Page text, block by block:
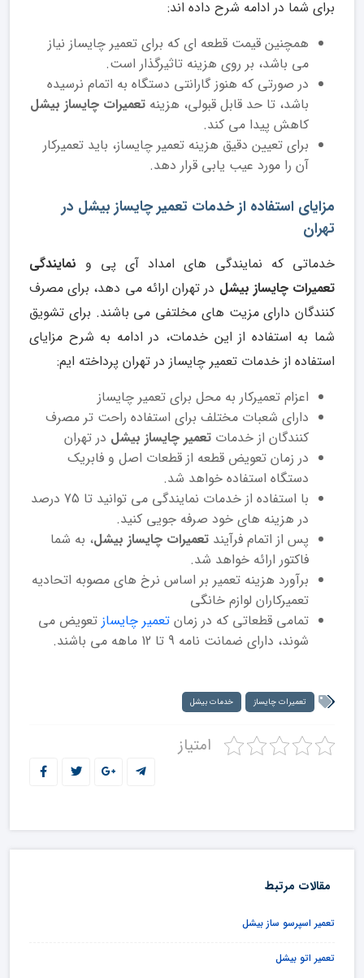
برای شما در ادامه شرح داده اند:
همچنین قیمت قطعه ای که برای تعمیر چایساز نیاز
می باشد، بر روی هزینه تاثیرگذار است.
در صورتی که هنوز گارانتی دستگاه به اتمام نرسیده
باشد، تا حد قابل قبولی، هزینه تعمیرات چایساز بیشل
کاهش پیدا می کند.
برای تعیین دقیق هزینه تعمیر چایساز، باید تعمیرکار
آن را مورد عیب یابی قرار دهد.
مزایای استفاده از خدمات تعمیر چایساز بیشل در
تهران
خدماتی که نمایندگی های امداد آی پی و نمایندگی
تعمیرات چایساز بیشل در تهران ارائه می دهد، برای مصرف
کنندگان دارای مزیت های مخلتفی می باشند. برای تشویق
شما به استفاده از این خدمات، در ادامه به شرح مزایای
استفاده از خدمات تعمیر چایساز در تهران پرداخته ایم:
اعزام تعمیرکار به محل برای تعمیر چایساز
دارای شعبات مختلف برای استفاده راحت تر مصرف
کنندگان از خدمات تعمیر چایساز بیشل در تهران
در زمان تعویض قطعه از قطعات اصل و فابریک
دستگاه استفاده خواهد شد.
با استفاده از خدمات نمایندگی می توانید تا 75 درصد
در هزینه های خود صرفه جویی کنید.
پس از اتمام فرآیند تعمیرات چایساز بیشل، به شما
فاکتور ارائه خواهد شد.
برآورد هزینه تعمیر بر اساس نرخ های مصوبه اتحادیه
تعمیرکاران لوازم خانگی
تمامی قطعاتی که در زمان تعمیر چایساز تعویض می
شوند، دارای ضمانت نامه 9 تا 12 ماهه می باشند.
تعمیرات چایساز خدمات بیشل
امتیاز
مقالات مرتبط
تعمیر اسپرسو ساز بیشل
تعمیر اتو بیشل